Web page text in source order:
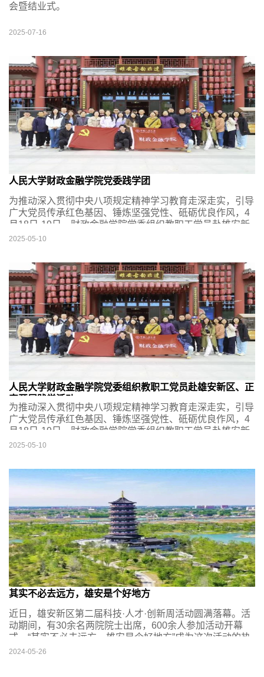
会暨结业式。
2025-07-16
人民大学财政金融学院党委践学团
为推动深入贯彻中央八项规定精神学习教育走深走实，引导
广大党员传承红色基因、锤炼坚强党性、砥砺优良作风，4
月18日-19日，财政金融学院党委组织教职工党员赴雄安新
区、正定开展践学活动。学院领导班子、理论学习中心组、
2025-05-10
人民大学财政金融学院党委组织教职工党员赴雄安新区、正
定开展践学活动
为推动深入贯彻中央八项规定精神学习教育走深走实，引导
广大党员传承红色基因、锤炼坚强党性、砥砺优良作风，4
月18日-19日，财政金融学院党委组织教职工党员赴雄安新
区、正定开展践学活动。学院领导班子、理论学习中心组、
2025-05-10
其实不必去远方，雄安是个好地方
近日，雄安新区第二届科技·人才·创新周活动圆满落幕。活
动期间，有30余名两院院士出席，600余人参加活动开幕
式。“其实不必去远方，雄安是个好地方”成为这次活动的热
词，也成为当前雄安的写照。
2024-05-26